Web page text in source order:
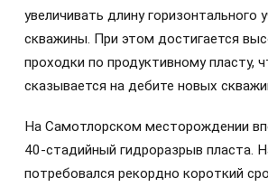
увеличивать длину горизонтального
скважины. При этом достигается
проходки по продуктивному пласту,
сказывается на дебите новых
На Самотлорском месторождении
40‑стадийный гидроразрыв пласта.
потребовался рекордно короткий